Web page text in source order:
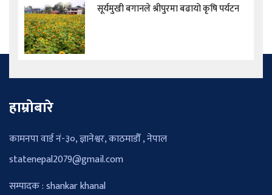
सूर्यमुखी बगानले श्रीपुरमा बढायो कृषि पर्यटन
हाम्रोबारे
कामनपा वार्ड नं-३०, ज्ञानेश्वर, काठमाडौँ , नेपाल
statenepal2079@gmail.com
सम्पादक : shankar khanal